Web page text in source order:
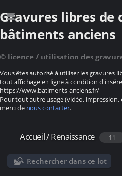
Gravures libres de
bâtiments anciens
© licence / utilisation des
Vous êtes autorisé à utiliser les gravures
tout affichage en ligne à condition
https://www.batiments-anciens.fr/
Pour tout autre usage (vidéo, impression,
merci de nous contacter.
Accueil/Renaissance 11
Rechercher dans ce lot